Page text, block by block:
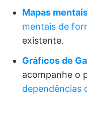
Mapas
mentais de
existente.
Gráficos de
acompanhe o
dependências